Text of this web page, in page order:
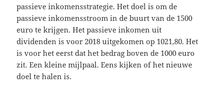
passieve inkomensstrategie. Het doel is om de
passieve inkomensstroom in de buurt van de 1500
euro te krijgen. Het passieve inkomen uit
dividenden is voor 2018 uitgekomen op 1021,80. Het
is voor het eerst dat het bedrag boven de 1000 euro
zit. Een kleine mijlpaal. Eens kijken of het nieuwe
doel te halen is.